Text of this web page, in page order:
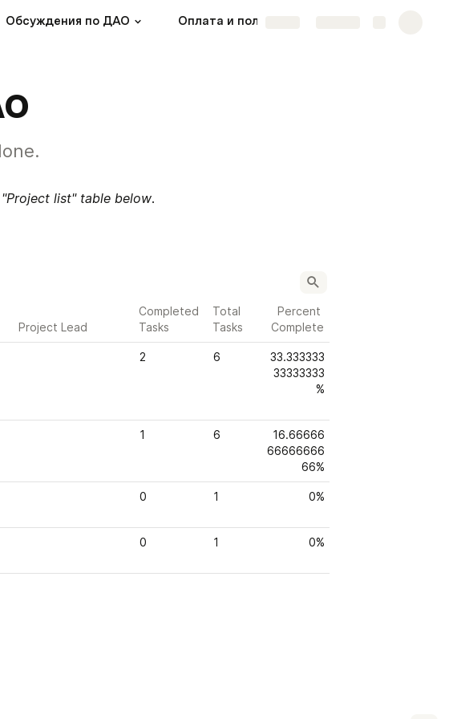
Обсуждения по ДАО
list" table below.
Project Lead
Completed
Tasks
Total
Tasks
Percent
Complete
2 6
33.333333
33333333
%
1 6
16.66666
66666666
66%
0 1 0%
0 1 0%